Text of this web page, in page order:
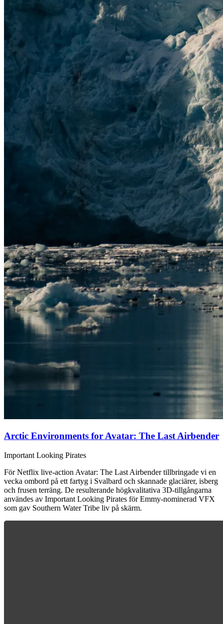
Arctic Environments for Avatar: The Last Airbender
Important Looking Pirates
För Netflix live-action Avatar: The Last Airbender tillbringade vi en
vecka ombord på ett fartyg i Svalbard och skannade glaciärer, isberg
och frusen terräng. De resulterande högkvalitativa 3D-tillgångarna
användes av Important Looking Pirates för Emmy-nominerad VFX
som gav Southern Water Tribe liv på skärm.